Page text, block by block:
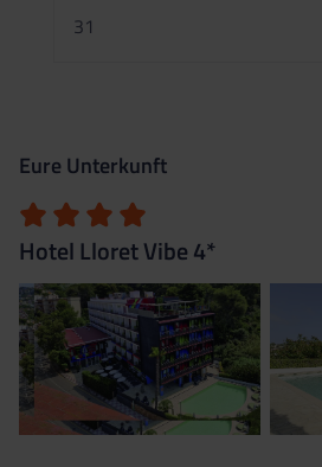
31
Eure Unterkunft
Hotel Lloret Vibe 4*